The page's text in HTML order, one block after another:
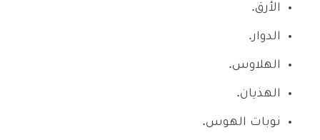
الأرق.
الدوار.
الهلاوس.
الهذيان.
نوبات الهوس.